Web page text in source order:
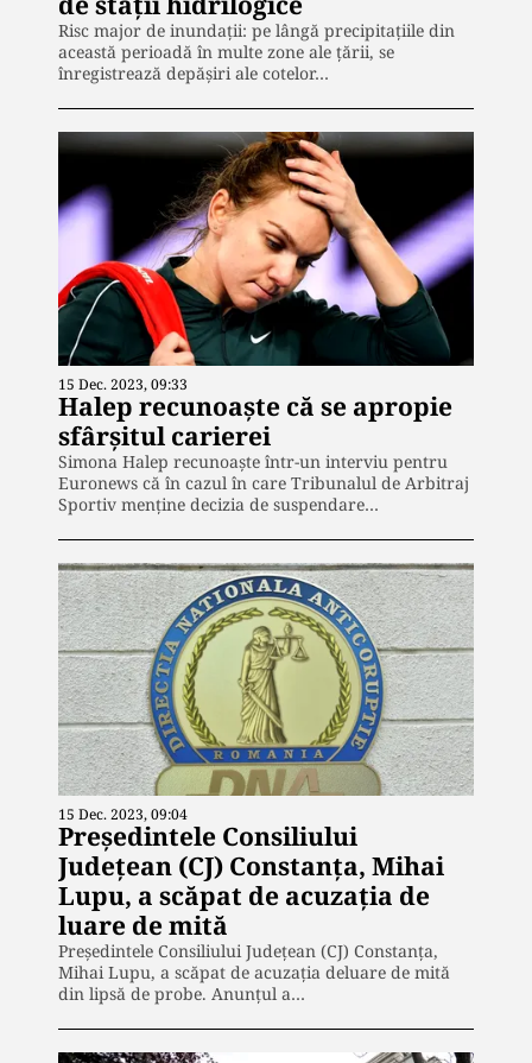
Risc major de inundații: pe lângă precipitațiile din
această perioadă în multe zone ale țării, se
înregistrează depăşiri ale cotelor…
15 Dec. 2023, 09:33
Halep recunoaște că se apropie
sfârşitul carierei
Simona Halep recunoaște într-un interviu pentru
Euronews că în cazul în care Tribunalul de Arbitraj
Sportiv menţine decizia de suspendare…
15 Dec. 2023, 09:04
Preşedintele Consiliului
Judeţean (CJ) Constanţa, Mihai
Lupu, a scăpat de acuzația de
luare de mită
Preşedintele Consiliului Judeţean (CJ) Constanţa,
Mihai Lupu, a scăpat de acuzația deluare de mită
din lipsă de probe. Anunțul a…